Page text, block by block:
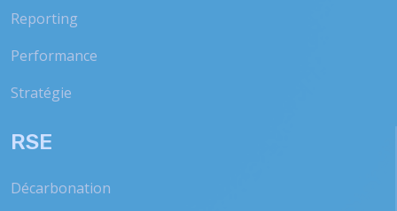
Reporting
Performance
Stratégie
RSE
Décarbonation